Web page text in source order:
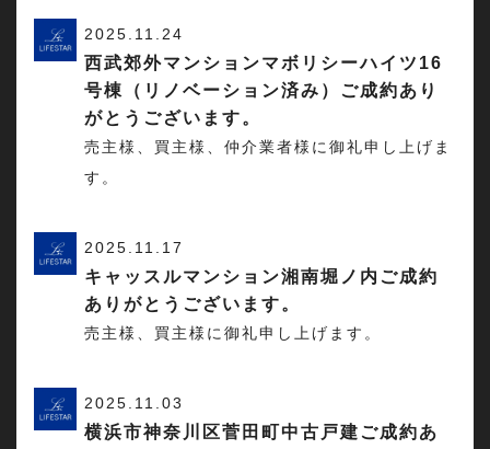
2025.11.24
西武郊外マンションマボリシーハイツ16
号棟（リノベーション済み）ご成約あり
がとうございます。
売主様、買主様、仲介業者様に御礼申し上げま
す。
2025.11.17
キャッスルマンション湘南堀ノ内ご成約
ありがとうございます。
売主様、買主様に御礼申し上げます。
2025.11.03
横浜市神奈川区菅田町中古戸建ご成約あ